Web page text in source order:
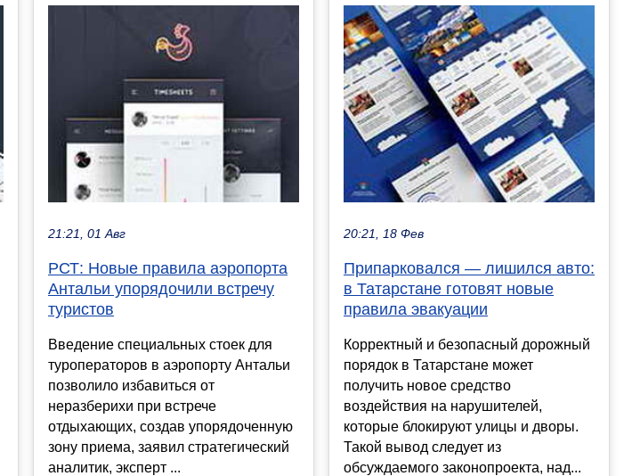
21:21, 01 Авг
РСТ: Новые правила аэропорта
Антальи упорядочили встречу
туристов
Введение специальных стоек для
туроператоров в аэропорту Антальи
позволило избавиться от
неразберихи при встрече
отдыхающих, создав упорядоченную
зону приема, заявил стратегический
аналитик, эксперт ...
20:21, 18 Фев
Припарковался — лишился авто:
в Татарстане готовят новые
правила эвакуации
Корректный и безопасный дорожный
порядок в Татарстане может
получить новое средство
воздействия на нарушителей,
которые блокируют улицы и дворы.
Такой вывод следует из
обсуждаемого законопроекта, над...